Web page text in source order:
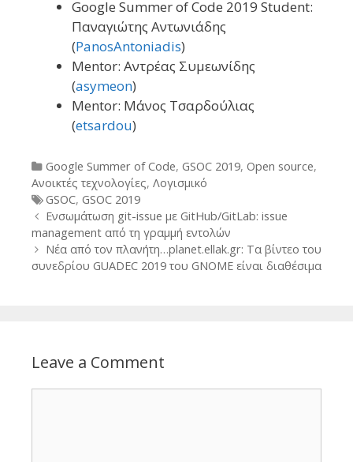
Google Summer of Code 2019 Student:
Παναγιώτης Αντωνιάδης
(PanosAntoniadis)
Mentor: Αντρέας Συμεωνίδης
(asymeon)
Mentor: Μάνος Τσαρδούλιας
(etsardou)
Categories
Google Summer of Code, GSOC 2019, Open source,
Ανοικτές τεχνολογίες, Λογισμικό
Tags
GSOC, GSOC 2019
Post
navigation
Ενσωμάτωση git-issue με GitHub/GitLab: issue
management από τη γραμμή εντολών
Νέα από τον πλανήτη…planet.ellak.gr: Τα βίντεο του
συνεδρίου GUADEC 2019 του GNOME είναι διαθέσιμα
Leave a Comment